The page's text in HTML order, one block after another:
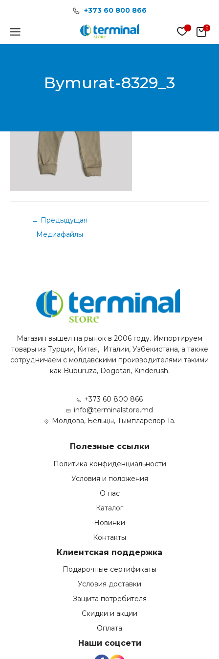
содержимому
+373 60 800 866
Main
Menu
Bymurat-8329_3
← Предыдущая
Медиафайлы
Магазин вышел на рынок в 2006 году. Импортируем
товары из Турции, Китая, Италии, Узбекистана, а также
сотрудничаем с молдавскими производителями такими
как Buburuza, Dogotari, Kinderush.
+373 60 800 866
info@terminalstore.md
Молдова, Бельцы, Тымпларелор 1а.
Полезные ссылки
Политика конфиденциальности
Условия и положения
О нас
Каталог
Новинки
Контакты
Клиентская поддержка
Подарочные сертификаты
Условия доставки
Защита потребителя
Скидки и акции
Оплата
Наши соцсети